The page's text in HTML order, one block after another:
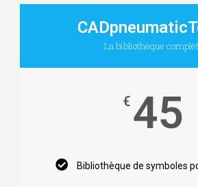
La bibliothèque
€ 45
Bibliothèque de symboles